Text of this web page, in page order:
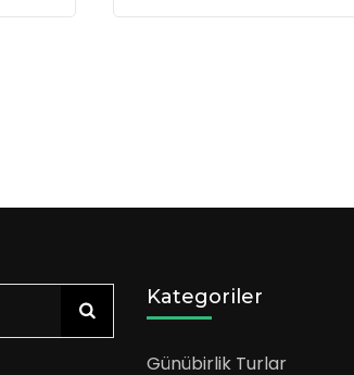
Kategoriler
Günübirlik Turlar